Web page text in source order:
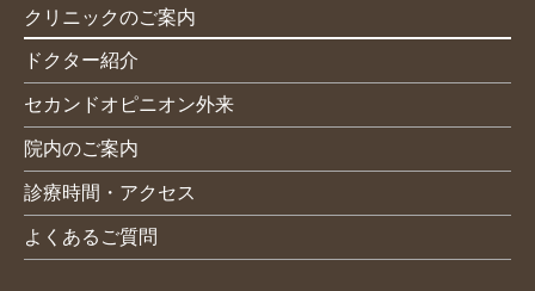
クリニックのご案内
ドクター紹介
セカンドオピニオン外来
院内のご案内
診療時間・アクセス
よくあるご質問